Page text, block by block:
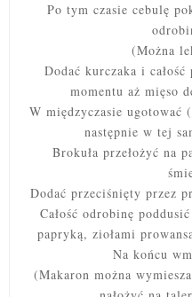
Po tym czasie cebulę
(Można
Dodać kurczaka i
momentu aż mięso
W międzyczasie ugotować
następnie w tej
Brokuła przełożyć na
Dodać przeciśnięty przez
Całość odrobinę
papryką, ziołami
Na końcu
(Makaron można